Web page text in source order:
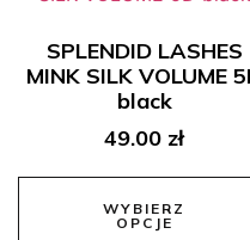
SPLENDID LASHES
MINK SILK VOLUME
black
49.00 zł
WYBIERZ
OPCJE